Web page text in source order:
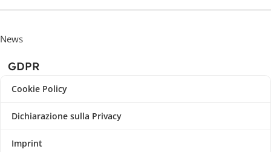
News
GDPR
Cookie Policy
Dichiarazione sulla Privacy
Imprint